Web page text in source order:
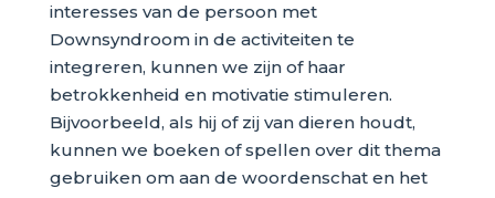
interesses van de persoon met
Downsyndroom in de activiteiten te
integreren, kunnen we zijn of haar
betrokkenheid en motivatie stimuleren.
Bijvoorbeeld, als hij of zij van dieren houdt,
kunnen we boeken of spellen over dit thema
gebruiken om aan de woordenschat en het